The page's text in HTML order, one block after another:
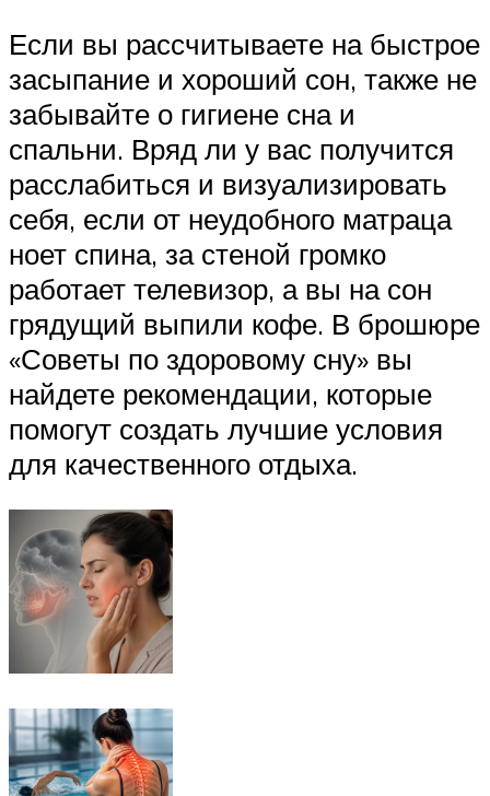
Если вы рассчитываете на быстрое
засыпание и хороший сон, также не
забывайте о гигиене сна и
спальни. Вряд ли у вас получится
расслабиться и визуализировать
себя, если от неудобного матраца
ноет спина, за стеной громко
работает телевизор, а вы на сон
грядущий выпили кофе. В брошюре
«Советы по здоровому сну» вы
найдете рекомендации, которые
помогут создать лучшие условия
для качественного отдыха.